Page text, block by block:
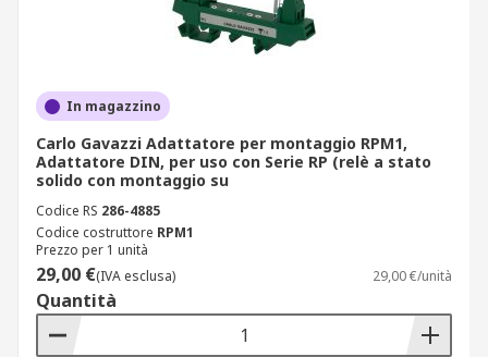
In magazzino
Carlo Gavazzi Adattatore per montaggio RPM1,
Adattatore DIN, per uso con Serie RP (relè a stato
solido con montaggio su
Codice RS 286-4885
Codice costruttore RPM1
Prezzo per 1 unità
29,00 €(IVA esclusa) 29,00 €/unità
Quantità